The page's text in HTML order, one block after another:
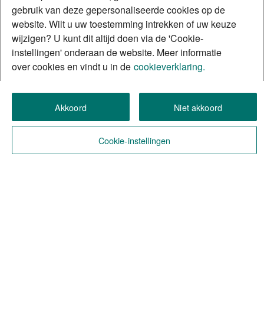
gebruik van deze gepersonaliseerde cookies op de
website. Wilt u uw toestemming intrekken of uw keuze
wijzigen? U kunt dit altijd doen via de 'Cookie-
instellingen' onderaan de website. Meer informatie
over cookies en vindt u in de cookieverklaring.
Akkoord Niet akkoord
Cookie-instellingen